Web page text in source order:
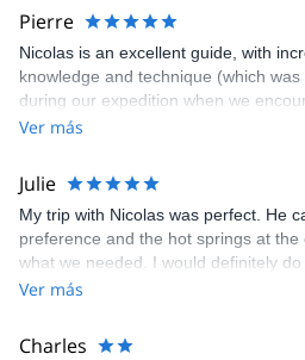
Pierre
Nicolas is an excellent guide, with
knowledge and technique (which
during our expedition when we
conditions). His english is also very
Ver más
Julie
My trip with Nicolas was perfect. He
preference and the hot springs at
what we needed. I would definitely
my first experience in climbing in Chile!
Ver más
Charles